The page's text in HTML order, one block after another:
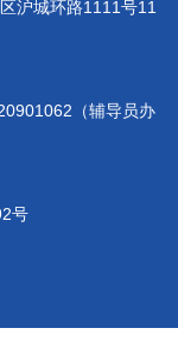
沪城环路1111号11
（辅导员办
号